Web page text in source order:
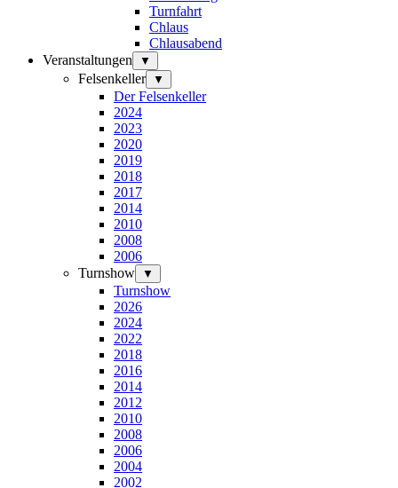
Turnfahrt
Chlaus
Chlausabend
Veranstaltungen
▼
Felsenkeller ▼
Der Felsenkeller
2024
2023
2020
2019
2018
2017
2014
2010
2008
2006
Turnshow
▼
Turnshow
2026
2024
2022
2018
2016
2014
2012
2010
2008
2006
2004
2002